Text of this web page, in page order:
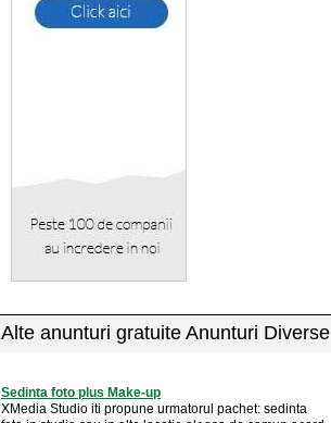
Alte anunturi gratuite Anunturi Diverse
Sedinta foto plus Make-up
XMedia Studio iti propune urmatorul pachet: sedinta